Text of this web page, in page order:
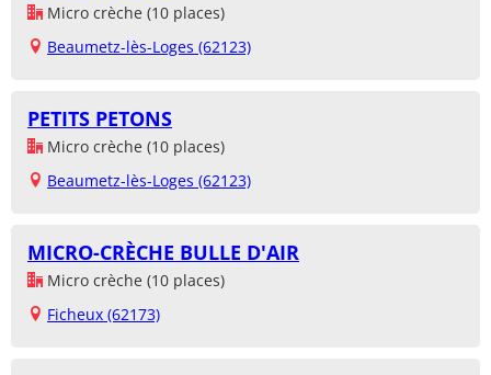
Micro crèche (10 places)
Beaumetz-lès-Loges (62123)
PETITS PETONS
Micro crèche (10 places)
Beaumetz-lès-Loges (62123)
MICRO-CRÈCHE BULLE D'AIR
Micro crèche (10 places)
Ficheux (62173)